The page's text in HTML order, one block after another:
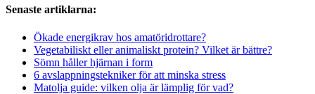
Senaste artiklarna:
Ökade energikrav hos amatöridrottare?
Vegetabiliskt eller animaliskt protein? Vilket är bättre?
Sömn håller hjärnan i form
6 avslappningstekniker för att minska stress
Matolja guide: vilken olja är lämplig för vad?